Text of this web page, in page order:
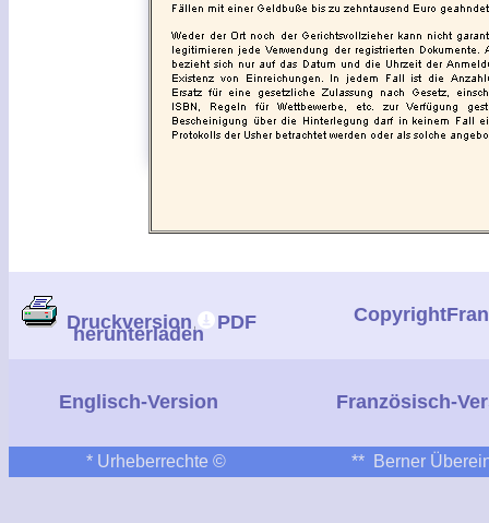
Druckversion | PDF
herunterladen
Englisch-Version Französisch-
* Urheberrechte © ** Berner